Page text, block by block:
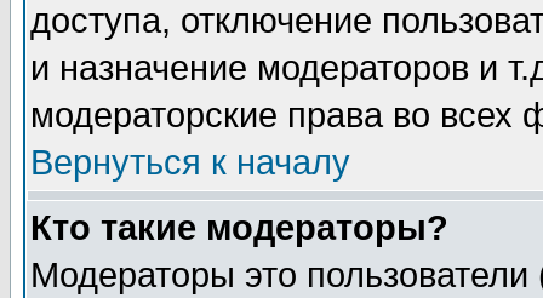
доступа, отключение
и назначение модераторов и
модераторские права во всех
Вернуться к началу
Кто такие модераторы?
Модераторы это